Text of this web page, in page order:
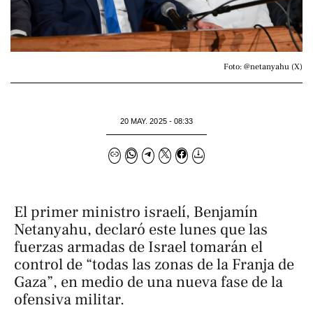
Foto: @netanyahu (X)
20 MAY. 2025 - 08:33
El primer ministro israelí, Benjamín
Netanyahu, declaró este lunes que las
fuerzas armadas de Israel tomarán el
control de “todas las zonas de la Franja de
Gaza”, en medio de una nueva fase de la
ofensiva militar.